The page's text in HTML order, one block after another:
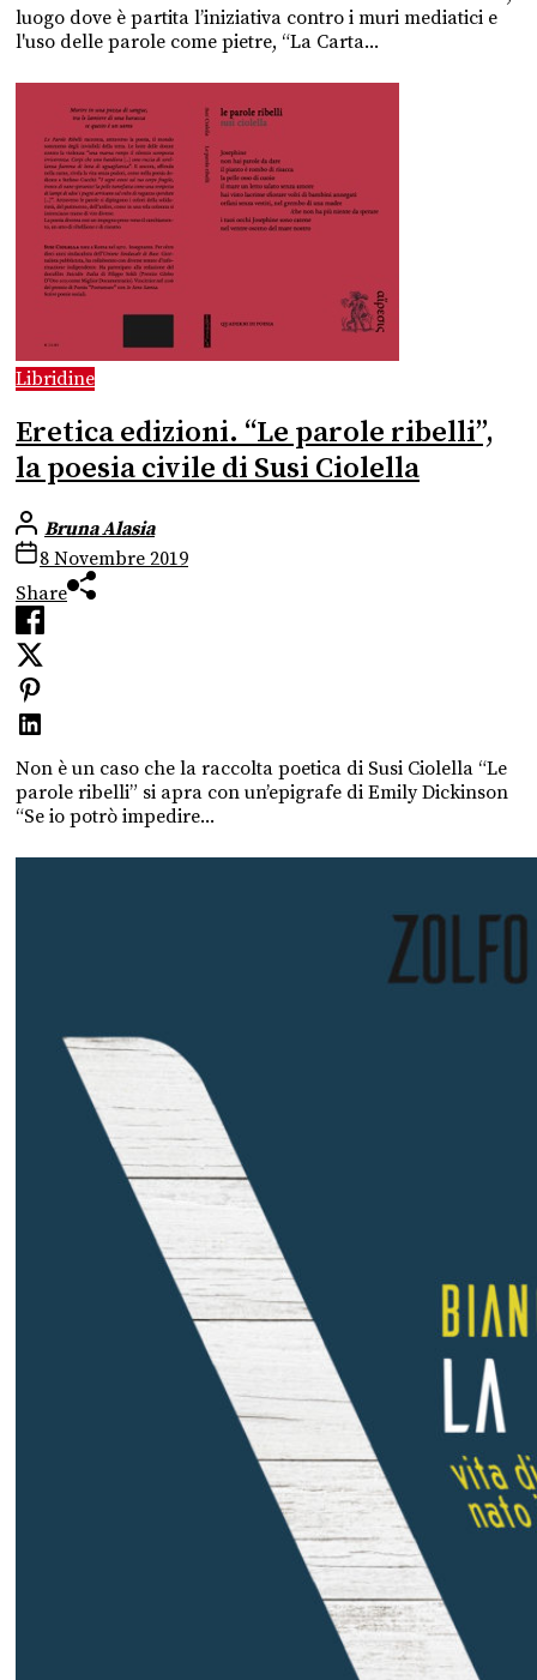
luogo dove è partita l’iniziativa contro i muri mediatici e
l'uso delle parole come pietre, “La Carta...
Libridine
Eretica edizioni. “Le parole ribelli”,
la poesia civile di Susi Ciolella
Bruna Alasia
8 Novembre 2019
Share
Non è un caso che la raccolta poetica di Susi Ciolella “Le
parole ribelli” si apra con un’epigrafe di Emily Dickinson
“Se io potrò impedire...